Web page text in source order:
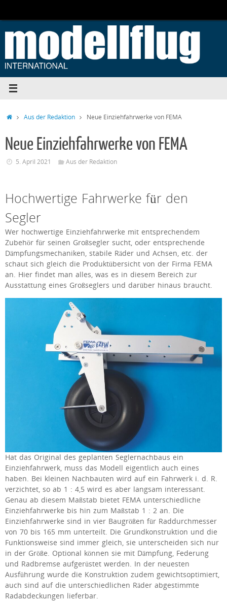
StartAus der Redaktion Neue Einziehfahrwerke von FEMA
Neue Einziehfahrwerke von FEMA
5. April 2021 Aus der Redaktion
Hochwertige Fahrwerke für den
Segler
Wer hochwertige Einziehfahrwerke mit entsprechendem
Zubehör für seinen Großsegler sucht, oder entsprechende
Dämpfungsmechaniken, stabile Räder und Achsen, etc. der
schaut sich gleich die Produktübersicht von der Firma FEMA
an. Hier findet man alles, was es in diesem Bereich zur
Ausstattung eines Großseglers und darüber hinaus braucht.
Hat das Original des geplanten Seglernachbaus ein
Einziehfahrwerk, muss das Modell eigentlich auch eines
haben. Bei kleinen Nachbauten wird auf ein Fahrwerk i. d. R.
verzichtet, so ab 1 : 4,5 wird es aber langsam interessant.
Genau ab diesem Maßstab bietet FEMA unterschiedliche
Einziehfahrwerke bis hin zum Maßstab 1 : 2 an. Die
Einziehfahrwerke sind in vier Baugrößen für Raddurchmesser
von 70 bis 165 mm unterteilt. Die Grundkonstruktion und die
Funktionsweise sind immer gleich, sie unterscheiden sich nur
in der Größe. Optional können sie mit Dämpfung, Federung
und Radbremse aufgerüstet werden. In der neuesten
Ausführung wurde die Konstruktion zudem gewichtsoptimiert,
auch sind auf die unterschiedlichen Räder abgestimmte
Radabdeckungen lieferbar.